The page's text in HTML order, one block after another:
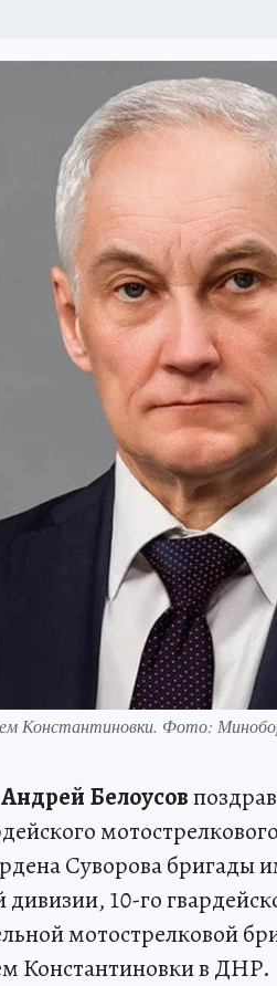
Константиновки. Фото:
Андрей Белоусов
Суворова бригады
10-го
мотострелковой
Константиновки в ДНР.